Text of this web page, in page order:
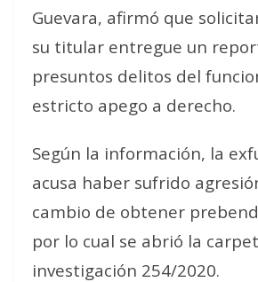
Guevara, afirmó que
su titular entregue un
presuntos delitos del
estricto apego a derecho.
Según la información, la
acusa haber sufrido
cambio de obtener
por lo cual se abrió la
investigación 254/2020.